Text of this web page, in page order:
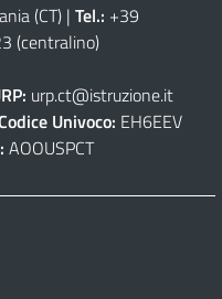
(CT) | Tel.: +39
(centralino)
urp.ct@istruzione.it
Univoco: EH6EEV
AOOUSPCT